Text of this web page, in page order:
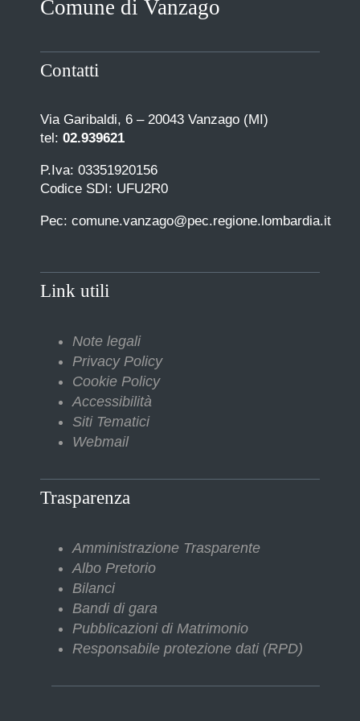
COMUNICAZIONE
Comune di Vanzago
Contatti
Via Garibaldi, 6 – 20043 Vanzago (MI)
tel: 02.939621
P.Iva: 03351920156
Codice SDI: UFU2R0
Pec: comune.vanzago@pec.regione.lombardia.it
Link utili
Note legali
Privacy Policy
Cookie Policy
Accessibilità
Siti Tematici
Webmail
Trasparenza
Amministrazione Trasparente
Albo Pretorio
Bilanci
Bandi di gara
Pubblicazioni di Matrimonio
Responsabile protezione dati (RPD)